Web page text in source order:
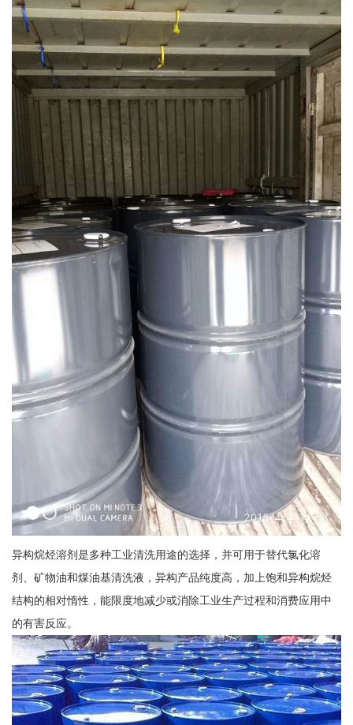
异构烷烃溶剂是多种工业清洗用途的选择，并可用于替代氯化溶
剂、矿物油和煤油基清洗液，异构产品纯度高，加上饱和异构烷烃
结构的相对惰性，能限度地减少或消除工业生产过程和消费应用中
的有害反应。